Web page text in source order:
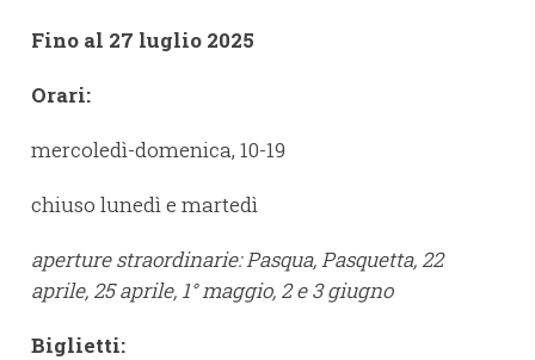
Fino al 27 luglio 2025
Orari:
mercoledì-domenica, 10-19
chiuso lunedì e martedì
aperture straordinarie: Pasqua, Pasquetta, 22
aprile, 25 aprile, 1° maggio, 2 e 3 giugno
Biglietti: